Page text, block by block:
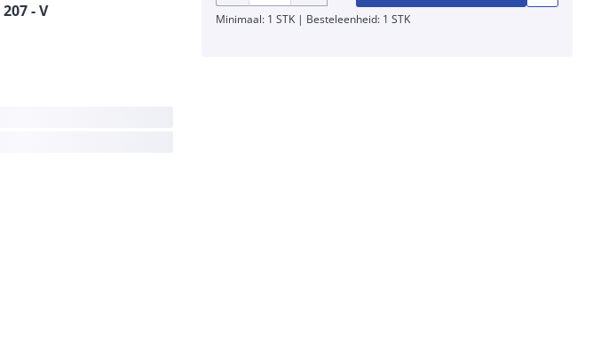
207 -V
Minimaal: 1 STK | Besteleenheid: 1 STK